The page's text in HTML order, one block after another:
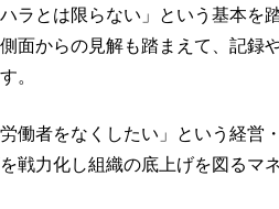
ラとは限らない」という基本を
面からの見解も踏まえて、記録
。
働者をなくしたい」という経営
戦力化し組織の底上げを図るマ